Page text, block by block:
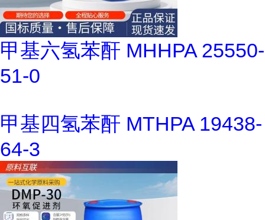
甲基六氢苯酐 MHHPA 25550-
51-0
甲基四氢苯酐 MTHPA 19438-
64-3